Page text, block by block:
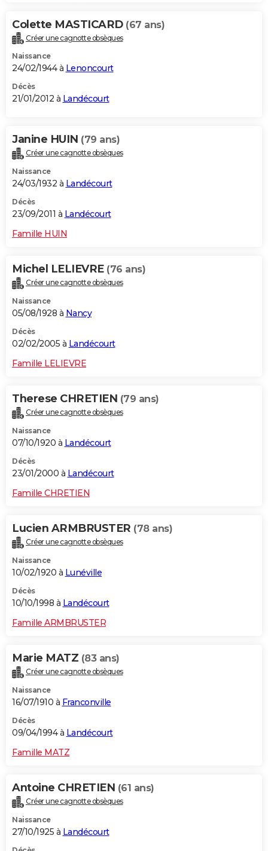
Colette MASTICARD (67 ans)
Créer une cagnotte obsèques
Naissance
24/02/1944 à Lenoncourt
Décès
21/01/2012 à Landécourt
Janine HUIN (79 ans)
Créer une cagnotte obsèques
Naissance
24/03/1932 à Landécourt
Décès
23/09/2011 à Landécourt
Famille HUIN
Michel LELIEVRE (76 ans)
Créer une cagnotte obsèques
Naissance
05/08/1928 à Nancy
Décès
02/02/2005 à Landécourt
Famille LELIEVRE
Therese CHRETIEN (79 ans)
Créer une cagnotte obsèques
Naissance
07/10/1920 à Landécourt
Décès
23/01/2000 à Landécourt
Famille CHRETIEN
Lucien ARMBRUSTER (78 ans)
Créer une cagnotte obsèques
Naissance
10/02/1920 à Lunéville
Décès
10/10/1998 à Landécourt
Famille ARMBRUSTER
Marie MATZ (83 ans)
Créer une cagnotte obsèques
Naissance
16/07/1910 à Franconville
Décès
09/04/1994 à Landécourt
Famille MATZ
Antoine CHRETIEN (61 ans)
Créer une cagnotte obsèques
Naissance
27/10/1925 à Landécourt